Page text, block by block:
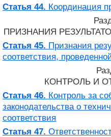
Статья 44. Координация
ПРИЗНАНИЯ
Статья 45. Признания
соответствия,
КОНТРОЛЬ И
Статья 46. Контроль за
законодательства о
соответствия
Статья 47.